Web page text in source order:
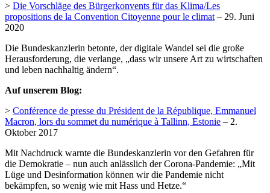
> Die Vorschläge des Bürgerkonvents für das Klima/Les
propositions de la Convention Citoyenne pour le climat – 29. Juni
2020
Die Bundeskanzlerin betonte, der digitale Wandel sei die große
Herausforderung, die verlange, „dass wir unsere Art zu wirtschaften
und leben nachhaltig ändern“.
Auf unserem Blog:
> Conférence de presse du Président de la République, Emmanuel
Macron, lors du sommet du numérique à Tallinn, Estonie – 2.
Oktober 2017
Mit Nachdruck warnte die Bundeskanzlerin vor den Gefahren für
die Demokratie – nun auch anlässlich der Corona-Pandemie: „Mit
Lüge und Desinformation können wir die Pandemie nicht
bekämpfen, so wenig wie mit Hass und Hetze.“